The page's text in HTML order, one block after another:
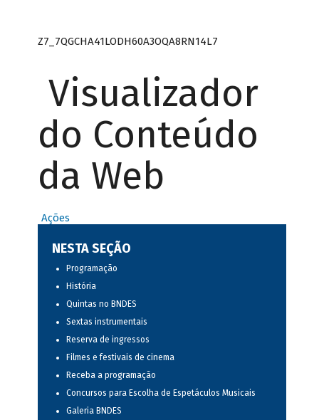
Z7_7QGCHA41LODH60A3OQA8RN14L7
Visualizador
do Conteúdo
da Web
Ações
NESTA SEÇÃO
Programação
História
Quintas no BNDES
Sextas instrumentais
Reserva de ingressos
Filmes e festivais de cinema
Receba a programação
Concursos para Escolha de Espetáculos Musicais
Galeria BNDES